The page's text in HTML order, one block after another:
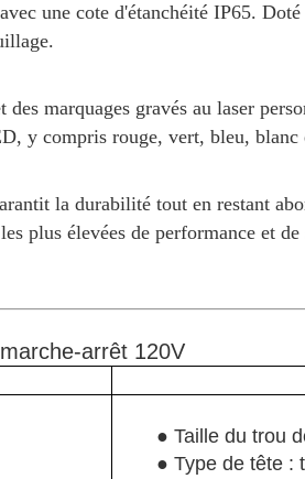
une cote d'étanchéité IP65.
marquages gravés au laser
y compris rouge, vert, bleu,
la durabilité tout en restant
plus élevées de performance et de
arrêt 120V
● Taille du trou
● Type de tête :